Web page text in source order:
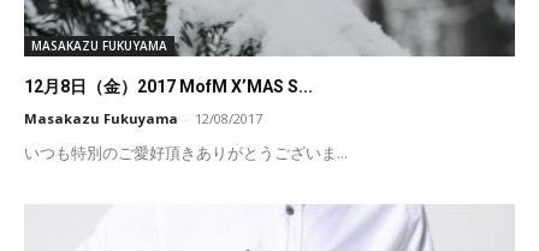
MASAKAZU FUKUYAMA
12月8日（金）2017 MofM X’MAS S...
Masakazu Fukuyama - 12/08/2017
いつも特別のご愛好頂きありがとうございま...